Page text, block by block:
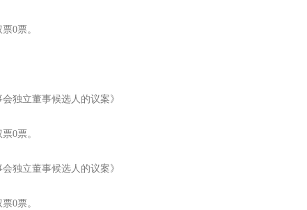
0票。
独立董事候选人的议案》
0票。
独立董事候选人的议案》
0票。